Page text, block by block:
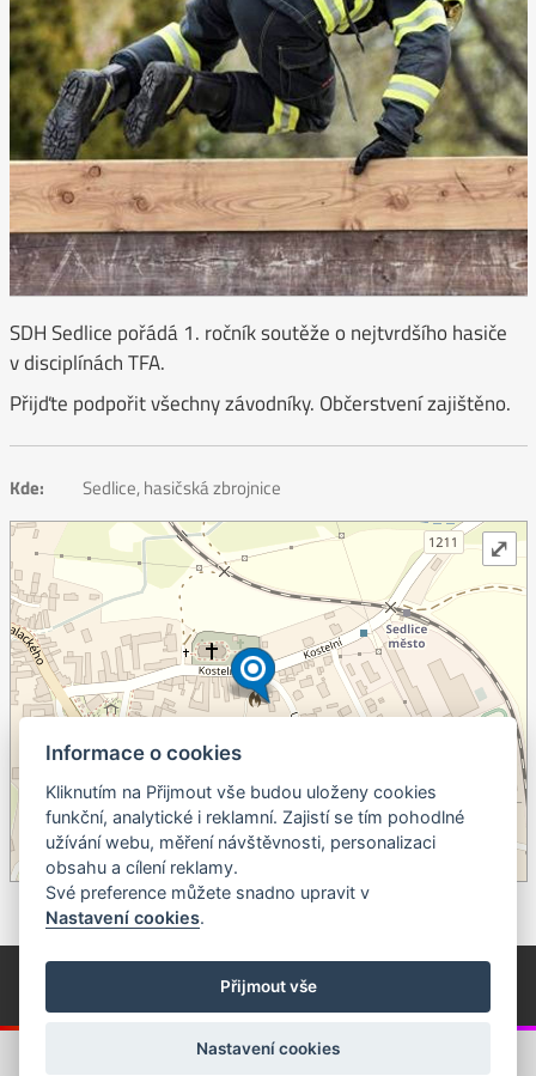
SDH Sedlice pořádá 1. ročník soutěže o nejtvrdšího hasiče
v disciplínách TFA.
Přijďte podpořit všechny závodníky. Občerstvení zajištěno.
Kde: Sedlice, hasičská zbrojnice
©OpenStreetMapcontributors.
⤢
© Píseckem / Kalendárium (Změna programu vyhrazena!)
(Cookies)
© 2018 - 2026 Realizace a správa webu:
Informace o cookies
Kliknutím na Přijmout vše budou uloženy cookies
funkční, analytické i reklamní. Zajistí se tím pohodlné
užívání webu, měření návštěvnosti, personalizaci
obsahu a cílení reklamy.
Své preference můžete snadno upravit v
Nastavení cookies.
Přijmout vše
Nastavení cookies